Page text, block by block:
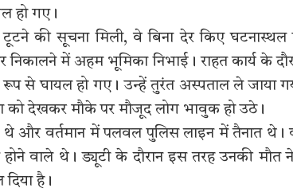
हो गए।
टूटने की सूचना मिली, वे बिना देर किए घटनास्थल
निकालने में अहम भूमिका निभाई। राहत कार्य के
से घायल हो गए। उन्हें तुरंत अस्पताल ले जाया
को देखकर मौके पर मौजूद लोग भावुक हो उठे।
थे और वर्तमान में पलवल पुलिस लाइन में तैनात थे।
वाले थे। ड्यूटी के दौरान इस तरह उनकी मौत
है।